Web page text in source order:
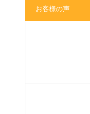
お客様の声